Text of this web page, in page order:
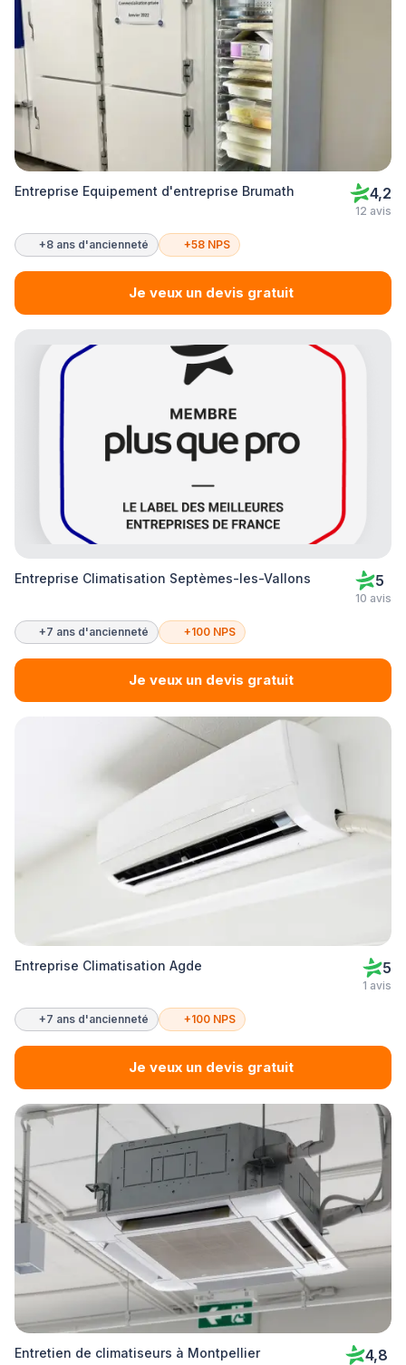
Entreprise Equipement d'entreprise Brumath 4,2
12 avis
+8 ans d'ancienneté +58 NPS
Je veux un devis gratuit
Entreprise Climatisation Septèmes-les-Vallons 5
10 avis
+7 ans d'ancienneté +100 NPS
Je veux un devis gratuit
Entreprise Climatisation Agde 5
1 avis
+7 ans d'ancienneté +100 NPS
Je veux un devis gratuit
Entretien de climatiseurs à Montpellier 4,8